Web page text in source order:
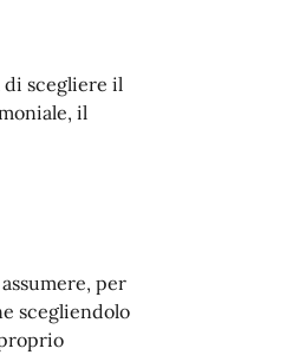
di scegliere il
il
per
scegliendolo